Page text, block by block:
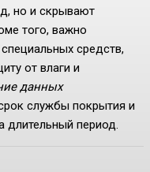
но и скрывают
того, важно
средств,
от влаги и
данных
службы покрытия и
длительный период.